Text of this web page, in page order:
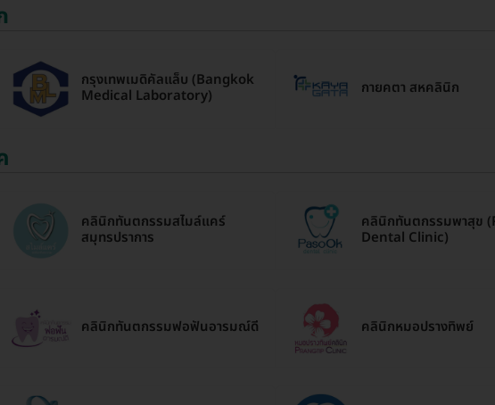
กรุงเทพเมดิคัลแล็บ (Bangkok
Medical Laboratory) กายคตา สหคลินิก
คลินิกทันตกรรมสไมล์แคร์
สมุทรปราการ
คลินิกทันตกรรมพาสุข
Dental Clinic)
คลินิกทันตกรรมฟอฟันอารมณ์ดี คลินิกหมอปรางทิพย์